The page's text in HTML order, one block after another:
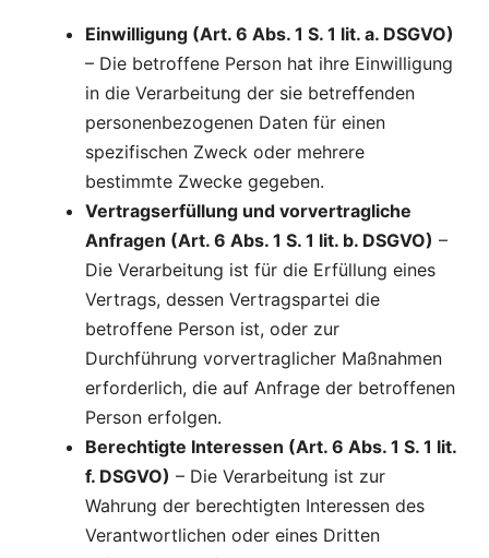
Einwilligung (Art. 6 Abs. 1 S. 1 lit. a. DSGVO)
– Die betroffene Person hat ihre Einwilligung
in die Verarbeitung der sie betreffenden
personenbezogenen Daten für einen
spezifischen Zweck oder mehrere
bestimmte Zwecke gegeben.
Vertragserfüllung und vorvertragliche
Anfragen (Art. 6 Abs. 1 S. 1 lit. b. DSGVO) –
Die Verarbeitung ist für die Erfüllung eines
Vertrags, dessen Vertragspartei die
betroffene Person ist, oder zur
Durchführung vorvertraglicher Maßnahmen
erforderlich, die auf Anfrage der betroffenen
Person erfolgen.
Berechtigte Interessen (Art. 6 Abs. 1 S. 1 lit.
f. DSGVO) – Die Verarbeitung ist zur
Wahrung der berechtigten Interessen des
Verantwortlichen oder eines Dritten